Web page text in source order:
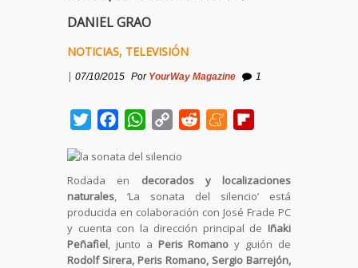
DANIEL GRAO
NOTICIAS, TELEVISIÓN
| 07/10/2015 Por YourWay Magazine 1
TwitterFacebookWhatsApp
Copy
Reddit Meneame
Rodada en decorados y localizaciones
naturales, ‘La sonata del silencio’ está
producida en colaboración con José Frade PC
y cuenta con la dirección principal de Iñaki
Peñafiel, junto a Peris Romano y guión de
Rodolf Sirera, Peris Romano, Sergio Barrejón,